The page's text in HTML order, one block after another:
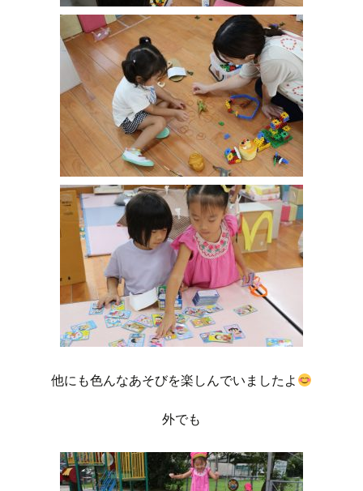
他にも色んなあそびを楽しんでいましたよ
外でも